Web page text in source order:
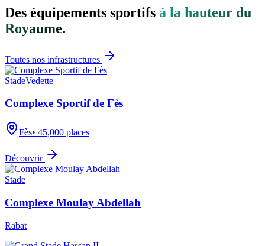
Des équipements sportifs à la hauteur du
Royaume.
Toutes nos infrastructures
StadeVedette
Complexe Sportif de Fès
Fès• 45,000 places
Découvrir
Stade
Complexe Moulay Abdellah
Rabat